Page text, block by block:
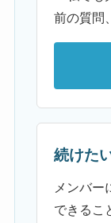
前の質問
続けた
メンバー
できるこ